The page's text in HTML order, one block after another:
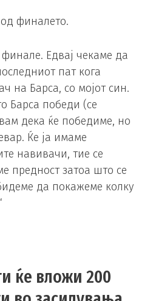
од финалето.
Едвај чекаме да
пат кога
на Барса, со мојот син.
Барса победи (се
дека ќе победиме, но
Ќе ја имаме
навивачи, тие се
предност затоа што се
да покажеме колку
ќе вложи 200